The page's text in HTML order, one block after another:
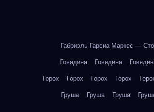
Габриэль Гарсиа Маркес —
Говядина Говядина
Горох Горох Горох Горох
Груша Груша Груша